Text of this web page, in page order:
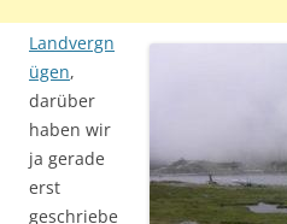
Landvergn
ügen,
darüber
haben wir
ja gerade
erst
geschriebe